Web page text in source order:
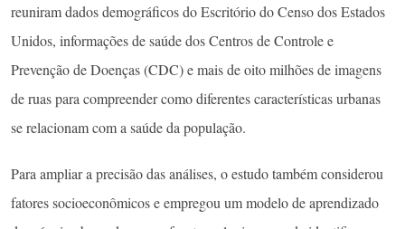
reuniram dados demográficos do Escritório do Censo dos Estados
Unidos, informações de saúde dos Centros de Controle e
Prevenção de Doenças (CDC) e mais de oito milhões de imagens
de ruas para compreender como diferentes características urbanas
se relacionam com a saúde da população.
Para ampliar a precisão das análises, o estudo também considerou
fatores socioeconômicos e empregou um modelo de aprendizado